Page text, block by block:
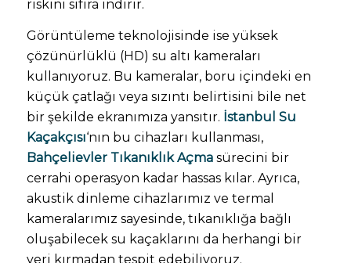
riskini sıfıra indirir.
Görüntüleme teknolojisinde ise yüksek
çözünürlüklü (HD) su altı kameraları
kullanıyoruz. Bu kameralar, boru içindeki en
küçük çatlağı veya sızıntı belirtisini bile net
bir şekilde ekranımıza yansıtır. İstanbul Su
Kaçakçısı‘nın bu cihazları kullanması,
Bahçelievler Tıkanıklık Açmasürecini bir
cerrahi operasyon kadar hassas kılar. Ayrıca,
akustik dinleme cihazlarımız ve termal
kameralarımız sayesinde, tıkanıklığa bağlı
oluşabilecek su kaçaklarını da herhangi bir
yeri kırmadan tespit edebiliyoruz.